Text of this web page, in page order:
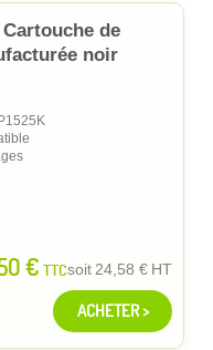
Cartouche de
noir
€ TTCsoit24,58 € HT
ACHETER >